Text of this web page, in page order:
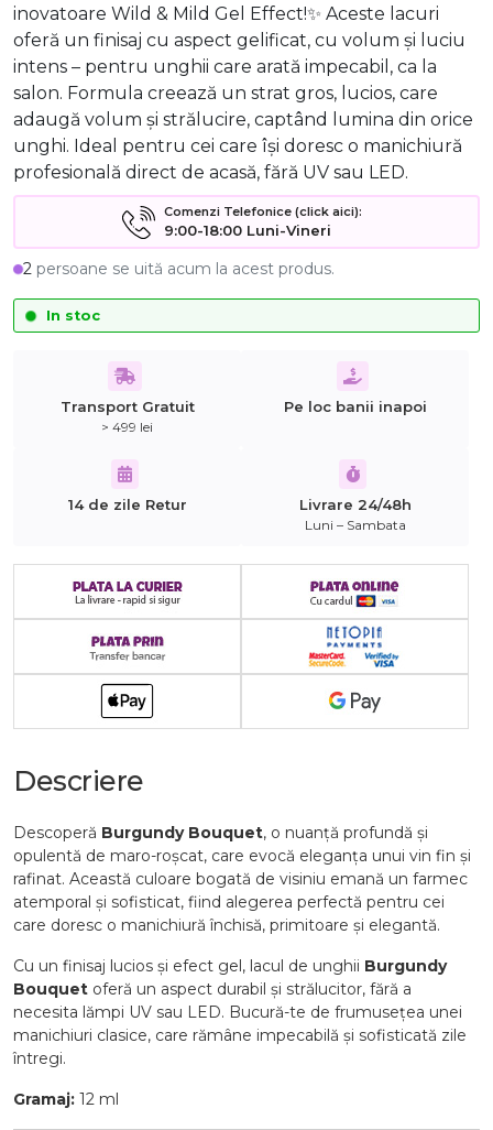
inovatoare Wild & Mild Gel Effect!✨ Aceste lacuri
oferă un finisaj cu aspect gelificat, cu volum și luciu
intens – pentru unghii care arată impecabil, ca la
salon. Formula creează un strat gros, lucios, care
adaugă volum și strălucire, captând lumina din orice
unghi. Ideal pentru cei care își doresc o manichiură
profesională direct de acasă, fără UV sau LED.
Comenzi Telefonice (click aici):
9:00-18:00 Luni-Vineri
2 persoane se uită acum la acest produs.
In stoc
Transport Gratuit
> 499 lei
Pe loc banii inapoi
14 de zile Retur Livrare 24/48h
Luni – Sambata
Descriere
Descoperă Burgundy Bouquet, o nuanță profundă și
opulentă de maro-roșcat, care evocă eleganța unui vin fin și
rafinat. Această culoare bogată de visiniu emană un farmec
atemporal și sofisticat, fiind alegerea perfectă pentru cei
care doresc o manichiurăînchisă, primitoare și elegantă.
Cu un finisaj lucios și efect gel, lacul de unghii Burgundy
Bouquet oferă un aspect durabil și strălucitor, fără a
necesita lămpi UV sau LED. Bucură-te de frumusețea unei
manichiuri clasice, care rămâne impecabilă și sofisticată zile
întregi.
Gramaj: 12 ml